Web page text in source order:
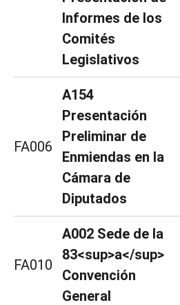
Informes de los
Comités
Legislativos
FA006
A154
Presentación
Preliminar de
Enmiendas en la
Cámara de
Diputados
FA010
A002 Sede de la
83<sup>a</sup>
Convención
General